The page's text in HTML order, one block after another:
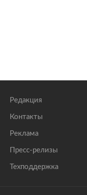
Редакция
Контакты
Реклама
Пресс-релизы
Техподдержка